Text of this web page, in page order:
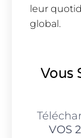
leur
global.
Vous
VOS